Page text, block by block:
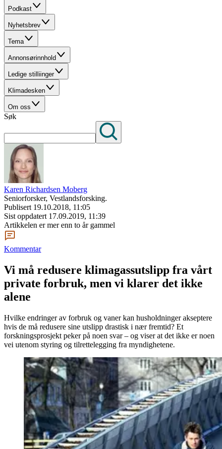
Podkast
Nyhetsbrev
Tema
Annonsørinnhold
Ledige stilliinger
Klimadesken
Om oss
Søk
Karen Richardsen Moberg
Seniorforsker, Vestlandsforsking.
Publisert 19.10.2018, 11:05
Sist oppdatert 17.09.2019, 11:39
Artikkelen er mer enn to år gammel
Kommentar
Vi må redusere klimagassutslipp fra vårt
private forbruk, men vi klarer det ikke
alene
Hvilke endringer av forbruk og vaner kan husholdninger akseptere
hvis de må redusere sine utslipp drastisk i nær fremtid? Et
forskningsprosjekt peker på noen svar – og viser at det ikke er noen
vei utenom styring og tilrettelegging fra myndighetene.